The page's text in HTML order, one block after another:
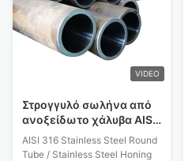
VIDEO
Στρογγυλό σωλήνα από
ανοξείδωτο χάλυβα AISI
316 με εσωτερική
διάμετρο για υδραυλικό
AISI 316 Stainless Steel Round
Tube / Stainless Steel Honing